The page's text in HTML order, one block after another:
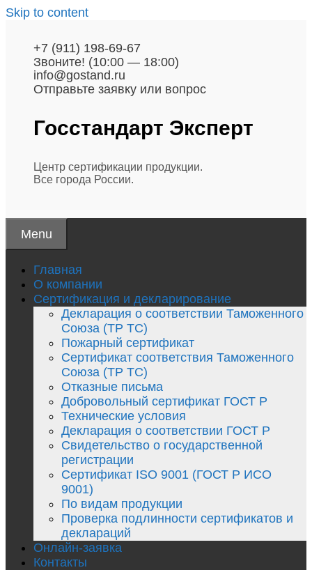
Skip to content
+7 (911) 198-69-67
Звоните! (10:00 — 18:00)
info@gostand.ru
Отправьте заявку или вопрос
Госстандарт Эксперт
Центр сертификации продукции.
Все города России.
Menu
Главная
О компании
Сертификация и декларирование
Декларация о соответствии Таможенного
Союза (ТР ТС)
Пожарный сертификат
Сертификат соответствия Таможенного
Союза (ТР ТС)
Отказные письма
Добровольный сертификат ГОСТ Р
Технические условия
Декларация о соответствии ГОСТ Р
Свидетельство о государственной
регистрации
Сертификат ISO 9001 (ГОСТ Р ИСО
9001)
По видам продукции
Проверка подлинности сертификатов и
деклараций
Онлайн-заявка
Контакты